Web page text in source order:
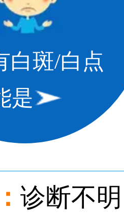
白斑/白点
是
诊断不